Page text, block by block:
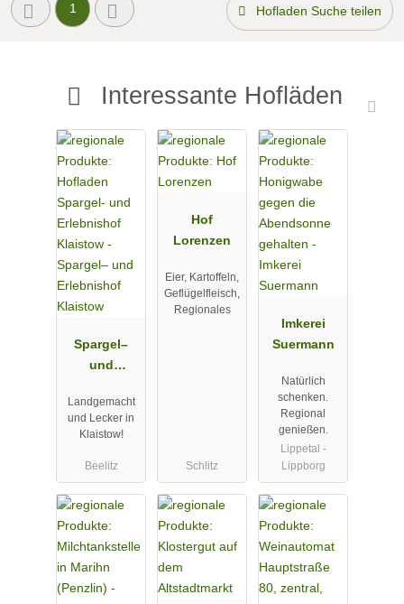
1 Hofladen Suche teilen
Interessante Hofläden
Spargel–
und
Klaistow
Landgemacht
und Lecker in
Klaistow!
Beelitz
Hof
Lorenzen
Eier, Kartoffeln,
Geflügelfleisch,
Regionales
Schlitz
Imkerei
Suermann
Natürlich
schenken.
Regional
genießen.
Lippetal -
Lippborg